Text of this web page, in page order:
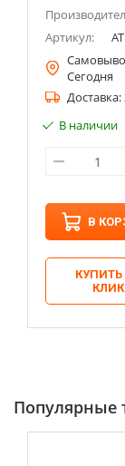
(ранее
Артикул:
Сегодня
Доставка:
В наличии
В
КУПИТЬ
КЛИК
Популярные